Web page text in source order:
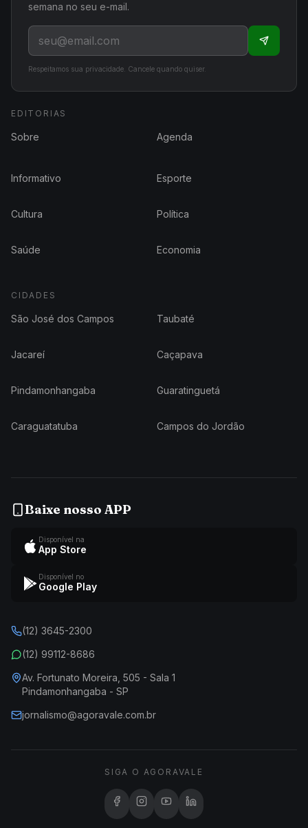
semana no seu e-mail.
Respeitamos sua privacidade. Cancele quando quiser.
EDITORIAS
Sobre Agenda
Informativo Esporte
Cultura Política
Saúde Economia
CIDADES
São José dos Campos Taubaté
Jacareí Caçapava
Pindamonhangaba Guaratinguetá
Caraguatatuba Campos do Jordão
Baixe nosso APP
Disponível na
App Store
Disponível no
Google Play
(12) 3645-2300
(12) 99112-8686
Av. Fortunato Moreira, 505 - Sala 1
Pindamonhangaba - SP
jornalismo@agoravale.com.br
SIGA O AGORAVALE